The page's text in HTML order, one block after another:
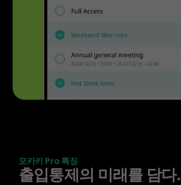
모카키 Pro 특징
출입통제의 미래를 담다.